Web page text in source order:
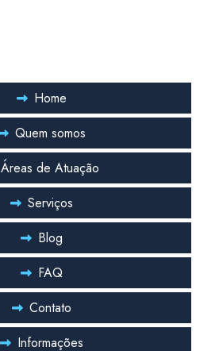
Home
Quem somos
Áreas de Atuação
Serviços
Blog
FAQ
Contato
Informações